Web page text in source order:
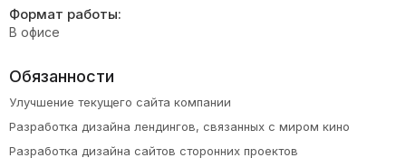
Формат работы:
В офисе
Обязанности
Улучшение текущего сайта компании
Разработка дизайна лендингов, связанных с миром кино
Разработка дизайна сайтов сторонних проектов